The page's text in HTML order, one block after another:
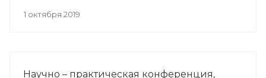
1 октября 2019
Научно – практическая конференция,